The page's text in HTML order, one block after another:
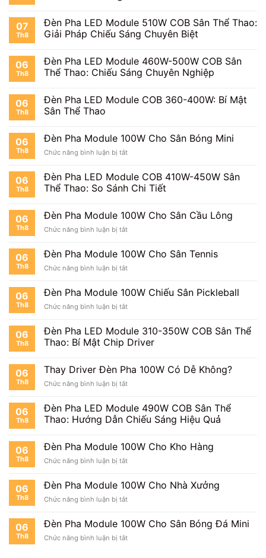
07
Th8
Đèn Pha LED Module 510W COB Sân Thể Thao:
Giải Pháp Chiếu Sáng Chuyên Biệt
06
Th8
Đèn Pha LED Module 460W-500W COB Sân
Thể Thao: Chiếu Sáng Chuyên Nghiệp
06
Th8
Đèn Pha LED Module COB 360-400W: Bí Mật
Sân Thể Thao
06
Th8
Đèn Pha Module 100W Cho Sân Bóng Mini
Chức năng bình luận bị tắtở
Pha
Module
100W
Sân
Mini
06
Th8
Đèn Pha LED Module COB 410W-450W Sân
Thể Thao: So Sánh Chi Tiết
06
Th8
Đèn Pha Module 100W Cho Sân Cầu Lông
Chức năng bình luận bị tắtở
Pha
Module
100W
Sân
Lông
06
Th8
Đèn Pha Module 100W Cho Sân Tennis
Chức năng bình luận bị tắtở
Pha
Module
100W
Sân
Tennis
06
Th8
Đèn Pha Module 100W Chiếu Sân Pickleball
Chức năng bình luận bị tắtở
Pha
Module
100W
Sân
06
Th8
Đèn Pha LED Module 310-350W COB Sân Thể
Thao: Bí Mật Chip Driver
06
Th8
Thay Driver Đèn Pha 100W Có Dễ Không?
Chức năng bình luận bị tắtở
Driver
Đèn
Pha
Có
Không?
06
Th8
Đèn Pha LED Module 490W COB Sân Thể
Thao: Hướng Dẫn Chiếu Sáng Hiệu Quả
06
Th8
Đèn Pha Module 100W Cho Kho Hàng
Chức năng bình luận bị tắtở
Pha
Module
100W
Kho
06
Th8
Đèn Pha Module 100W Cho Nhà Xưởng
Chức năng bình luận bị tắtở
Pha
Module
100W
06
Th8
Đèn Pha Module 100W Cho Sân Bóng Đá Mini
Chức năng bình luận bị tắtở